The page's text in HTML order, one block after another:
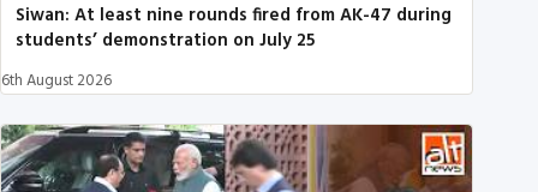
Siwan: At least nine rounds fired from AK-47 during
students’ demonstration on July 25
6th August 2026